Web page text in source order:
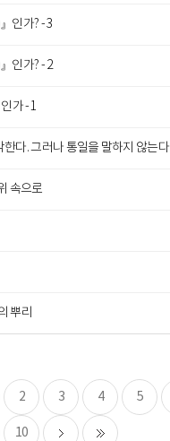
인가? - 3
인가? - 2
가 -1
한다. 그러나 통일을 말하지 않는다
속으로
뿌리
2 3 4 5
10